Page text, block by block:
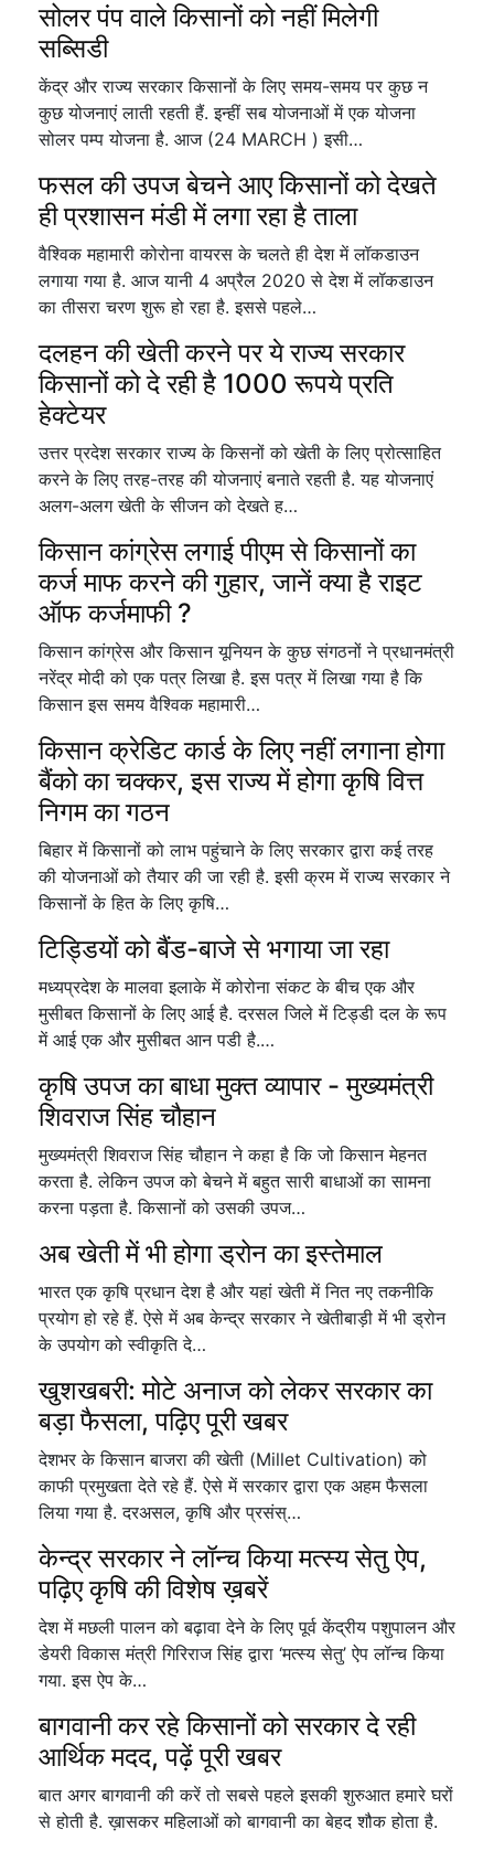
सोलर पंप वाले किसानों को नहीं मिलेगी
सब्सिडी
केंद्र और राज्य सरकार किसानों के लिए समय-समय पर कुछ न
कुछ योजनाएं लाती रहती हैं. इन्हीं सब योजनाओं में एक योजना
सोलर पम्प योजना है. आज (24 MARCH ) इसी…
फसल की उपज बेचने आए किसानों को देखते
ही प्रशासन मंडी में लगा रहा है ताला
वैश्विक महामारी कोरोना वायरस के चलते ही देश में लॉकडाउन
लगाया गया है. आज यानी 4 अप्रैल 2020 से देश में लॉकडाउन
का तीसरा चरण शुरू हो रहा है. इससे पहले…
दलहन की खेती करने पर ये राज्य सरकार
किसानों को दे रही है 1000 रूपये प्रति
हेक्टेयर
उत्तर प्रदेश सरकार राज्य के किसनों को खेती के लिए प्रोत्साहित
करने के लिए तरह-तरह की योजनाएं बनाते रहती है. यह योजनाएं
अलग-अलग खेती के सीजन को देखते ह…
किसान कांग्रेस लगाई पीएम से किसानों का
कर्ज माफ करने की गुहार, जानें क्या है राइट
ऑफ कर्जमाफी ?
किसान कांग्रेस और किसान यूनियन के कुछ संगठनों ने प्रधानमंत्री
नरेंद्र मोदी को एक पत्र लिखा है. इस पत्र में लिखा गया है कि
किसान इस समय वैश्विक महामारी…
किसान क्रेडिट कार्ड के लिए नहीं लगाना होगा
बैंको का चक्कर, इस राज्य में होगा कृषि वित्त
निगम का गठन
बिहार में किसानों को लाभ पहुंचाने के लिए सरकार द्वारा कई तरह
की योजनाओं को तैयार की जा रही है. इसी क्रम में राज्य सरकार ने
किसानों के हित के लिए कृषि…
टिड्डियों को बैंड-बाजे से भगाया जा रहा
मध्यप्रदेश के मालवा इलाके में कोरोना संकट के बीच एक और
मुसीबत किसानों के लिए आई है. दरसल जिले में टिड्डी दल के रूप
में आई एक और मुसीबत आन पडी है.…
कृषि उपज का बाधा मुक्त व्यापार - मुख्यमंत्री
शिवराज सिंह चौहान
मुख्यमंत्री शिवराज सिंह चौहान ने कहा है कि जो किसान मेहनत
करता है. लेकिन उपज को बेचने में बहुत सारी बाधाओं का सामना
करना पड़ता है. किसानों को उसकी उपज…
अब खेती में भी होगा ड्रोन का इस्तेमाल
भारत एक कृषि प्रधान देश है और यहां खेती में नित नए तकनीकि
प्रयोग हो रहे हैं. ऐसे में अब केन्द्र सरकार ने खेतीबाड़ी में भी ड्रोन
के उपयोग को स्वीकृति दे…
खुशखबरी: मोटे अनाज को लेकर सरकार का
बड़ा फैसला, पढ़िए पूरी खबर
देशभर के किसान बाजरा की खेती (Millet Cultivation) को
काफी प्रमुखता देते रहे हैं. ऐसे में सरकार द्वारा एक अहम फैसला
लिया गया है. दरअसल, कृषि और प्रसंस्…
केन्द्र सरकार ने लॉन्च किया मत्स्य सेतु ऐप,
पढ़िए कृषि की विशेष ख़बरें
देश में मछली पालन को बढ़ावा देने के लिए पूर्व केंद्रीय पशुपालन और
डेयरी विकास मंत्री गिरिराज सिंह द्वारा ‘मत्स्य सेतु’ ऐप लॉन्च किया
गया. इस ऐप के…
बागवानी कर रहे किसानों को सरकार दे रही
आर्थिक मदद, पढ़ें पूरी खबर
बात अगर बागवानी की करें तो सबसे पहले इसकी शुरुआत हमारे घरों
से होती है. ख़ासकर महिलाओं को बागवानी का बेहद शौक होता है.